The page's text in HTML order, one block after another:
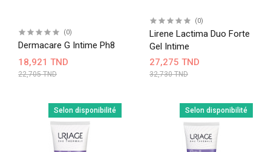
(0)
Dermacare G Intime Ph8
18,921 TND
22,705 TND
(0)
Lirene Lactima Duo Forte
Gel Intime
27,275 TND
32,730 TND
Selon disponibilité Selon disponibilité